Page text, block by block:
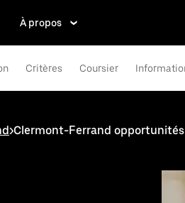
À propos
Critères Coursier
>Clermont-Ferrand